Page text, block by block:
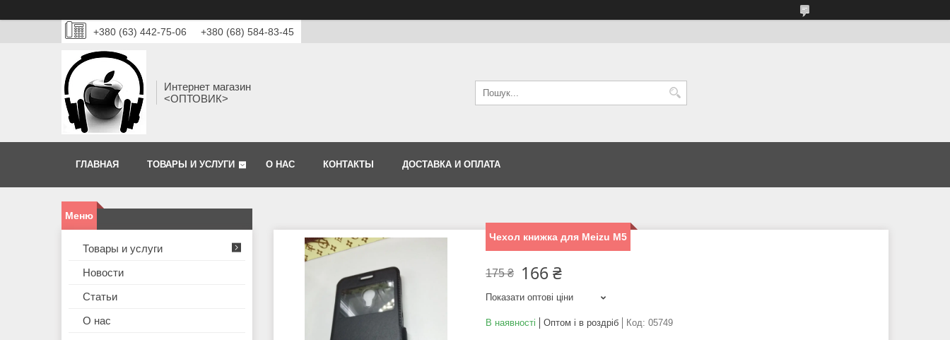
+380 (63) 442-75-06 +380 (68) 584-83-45
Интернет магазин
<ОПТОВИК>
ГЛАВНАЯ ТОВАРЫ И УСЛУГИ О НАС КОНТАКТЫ ДОСТАВКА И ОПЛАТА
Чехол книжка для Meizu M5
175 ₴ 166 ₴
Показати оптові ціни
В наявності Оптом і в роздріб Код: 05749
Товары и услуги
Новости
Статьи
О нас